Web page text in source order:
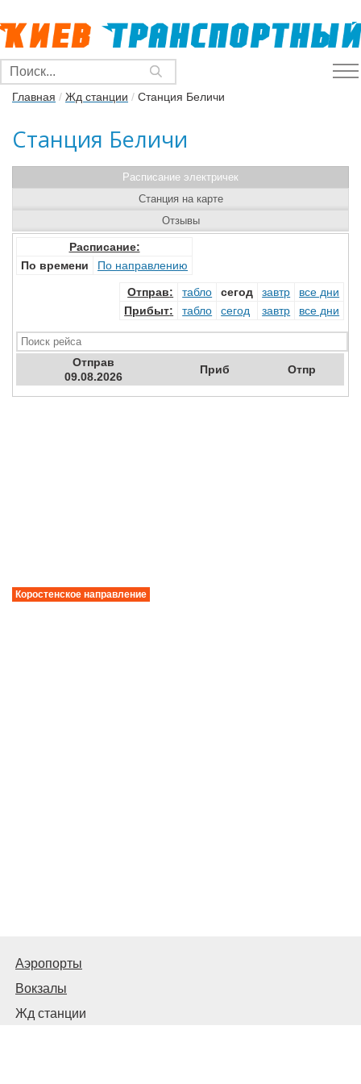
Главная / Жд станции / Станция Беличи
Станция Беличи
Расписание электричек
Расписание:
По времени
По направлению
Отправ: табло сегод завтр
все дни
Прибыт: табло сегод завтр все дни
Отправ
09.08.2026
Приб Отпр
Станция на карте
Отзывы
Коростенское направление
Аэропорты
Вокзалы
Жд станции